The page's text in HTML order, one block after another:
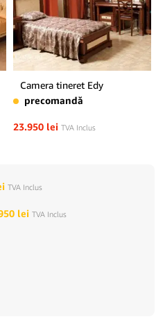
Camera tineret Edy
precomandă
23.950 lei TVA Inclus
TVA Inclus
lei TVA Inclus